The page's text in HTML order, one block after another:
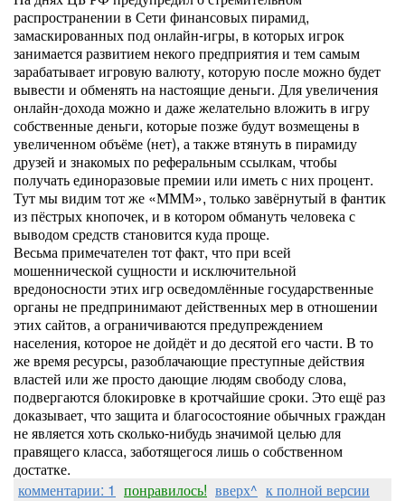
распространении в Сети финансовых пирамид,
замаскированных под онлайн-игры, в которых игрок
занимается развитием некого предприятия и тем самым
зарабатывает игровую валюту, которую после можно будет
вывести и обменять на настоящие деньги. Для увеличения
онлайн-дохода можно и даже желательно вложить в игру
собственные деньги, которые позже будут возмещены в
увеличенном объёме (нет), а также втянуть в пирамиду
друзей и знакомых по реферальным ссылкам, чтобы
получать единоразовые премии или иметь с них процент.
Тут мы видим тот же «МММ», только завёрнутый в фантик
из пёстрых кнопочек, и в котором обмануть человека с
выводом средств становится куда проще.
Весьма примечателен тот факт, что при всей
мошеннической сущности и исключительной
вредоносности этих игр осведомлённые государственные
органы не предпринимают действенных мер в отношении
этих сайтов, а ограничиваются предупреждением
населения, которое не дойдёт и до десятой его части. В то
же время ресурсы, разоблачающие преступные действия
властей или же просто дающие людям свободу слова,
подвергаются блокировке в кротчайшие сроки. Это ещё раз
доказывает, что защита и благосостояние обычных граждан
не является хоть сколько-нибудь значимой целью для
правящего класса, заботящегося лишь о собственном
достатке.
комментарии: 1 понравилось! вверх^ к полной версии